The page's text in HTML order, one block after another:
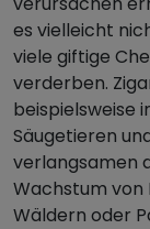
es vielleicht
viele giftige
verderben.
beispielsweise
Säugetieren
verlangsamen
Wachstum von
Wäldern oder